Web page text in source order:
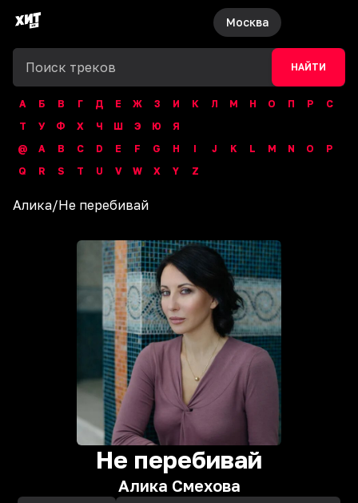
Москва
НАЙТИ
А Б В Г Д Е Ж З И К Л М Н О П Р
С
Т
У Ф Х Ч Ш Э Ю
Я
@
A B C D E F G H I J K L M N O
P
Q
R S T U V W X Y Z
Алика/Не перебивай
Не перебивай
Алика Смехова